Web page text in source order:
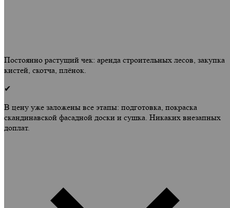
Постоянно растущий чек: аренда строительных лесов, закупка
кистей, скотча, плёнок.
✔
В цену уже заложены все этапы: подготовка, покраска
скандинавской фасадной доски и сушка. Никаких внезапных
доплат.